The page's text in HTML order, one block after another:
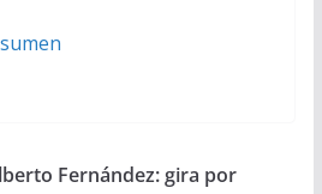
Fernández: gira por